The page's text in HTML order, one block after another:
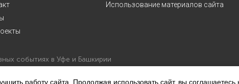
Использование материалов сайта
событиях в Уфе и Башкирии
работу сайта. Продолжая использовать сайт, вы соглашаетесь